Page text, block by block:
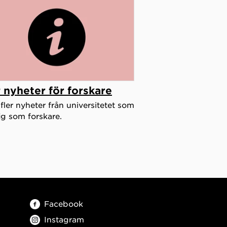
nyheter för forskare
nyheter från universitetet som
som forskare.
Facebook
Instagram